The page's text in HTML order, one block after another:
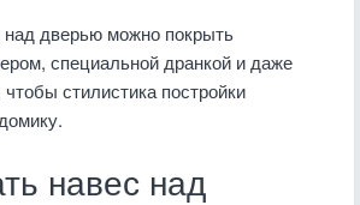
дверью можно покрыть
специальной дранкой и даже
стилистика постройки
навес над